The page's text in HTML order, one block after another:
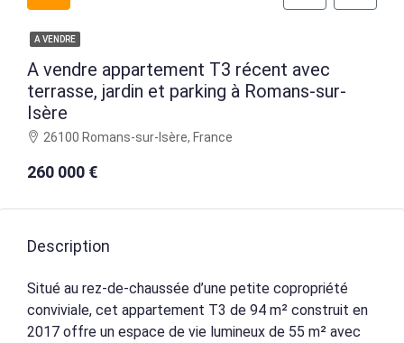
A VENDRE
A vendre appartement T3 récent avec
terrasse, jardin et parking à Romans-sur-
Isère
26100 Romans-sur-Isère, France
260 000 €
Description
Situé au rez-de-chaussée d’une petite copropriété
conviviale, cet appartement T3 de 94 m² construit en
2017 offre un espace de vie lumineux de 55 m² avec